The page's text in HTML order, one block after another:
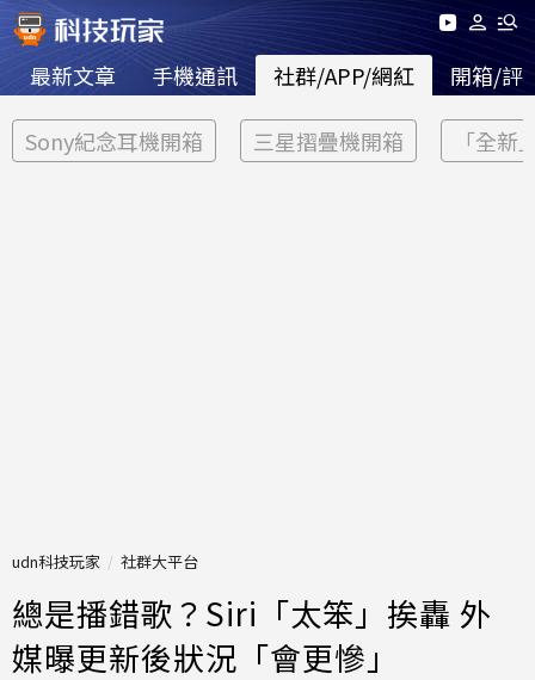
最新文章 手機通訊 社群/APP/網紅 開箱/評
Sony紀念耳機開箱 三星摺疊機開箱 「全新
udn科技玩家 社群大平台
總是播錯歌？Siri「太笨」挨轟 外
媒曝更新後狀況「會更慘」